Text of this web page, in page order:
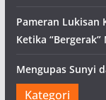
Pameran Lukisan
Ketika
Mengupas Sunyi
Kategori